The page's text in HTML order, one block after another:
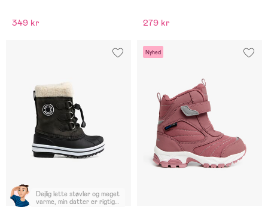
349 kr 279 kr
Dejlig lette støvler og meget
varme, min datter er rigtig
Nyhed